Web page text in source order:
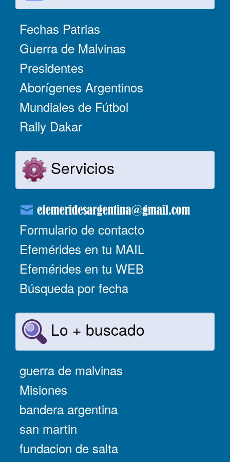
Fechas Patrias
Guerra de Malvinas
Presidentes
Aborígenes Argentinos
Mundiales de Fútbol
Rally Dakar
Servicios
Formulario de contacto
Efemérides en tu MAIL
Efemérides en tu WEB
Búsqueda por fecha
Lo + buscado
guerra de malvinas
Misiones
bandera argentina
san martin
fundacion de salta